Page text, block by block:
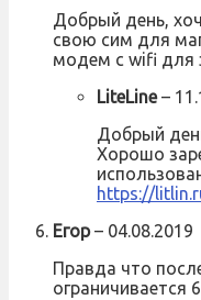
Добрый день,
свою сим для
модем с wifi для
LiteLine–
Добрый
Хорошо
https://
Егор– 04.08.2019
Правда что
ограничивается